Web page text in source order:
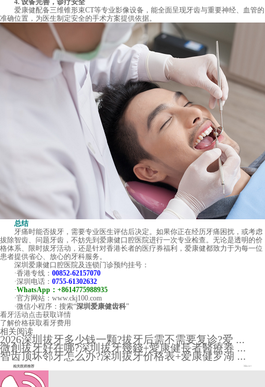
4. 设备完善，诊疗安全
爱康健配备三维锥形束CT等专业影像设备，能全面呈现牙齿与重要神经、血管的
准确位置，为医生制定安全的手术方案提供依据。
总结
牙痛时能否拔牙，需要专业医生评估后决定。如果你正在经历牙痛困扰，或考虑
拔除智齿、问题牙齿，不妨先到爱康健口腔医院进行一次专业检查。无论是透明的价
格体系、限时拔牙活动，还是针对香港长者的医疗券福利，爱康健都致力于为每一位
患者提供省心、放心的牙科服务。
深圳爱康健口腔医院及连锁门诊预约挂号：
·香港专线： 00852-62157070
·深圳电话： 0755-61302632
·WhatsApp：+8614775988935
·官方网站：www.ckj100.com
·微信小程序：搜索“深圳爱康健齿科”
看牙活动点击获取详情
了解价格获取看牙费用
相关阅读
2026深圳拔牙多少钱一颗?拔牙后需不需要复诊?爱 ...
微創拔牙好在哪?深圳拔牙幾錢+愛康健長者醫療券 ...
智齿顶坏邻牙怎么办?深圳拔牙价格表+爱康健罗湖 ...
相关医师推荐 More+